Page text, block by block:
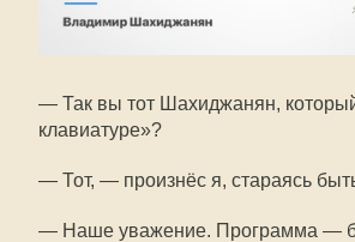
— Так вы тот Шахиджанян,
клавиатуре»?
— Тот, — произнёс я, стараясь
— Наше уважение. Программа —